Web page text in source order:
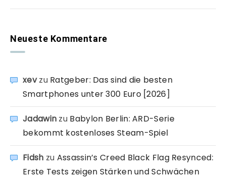
Neueste Kommentare
xevzu Ratgeber: Das sind die besten
Smartphones unter 300 Euro [2026]
Jadawin zu Babylon Berlin: ARD-Serie
bekommt kostenloses Steam-Spiel
Fidsh zu Assassin’s Creed Black Flag Resynced:
Erste Tests zeigen Stärken und Schwächen